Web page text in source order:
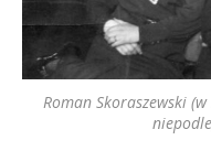
Roman Skoraszewski